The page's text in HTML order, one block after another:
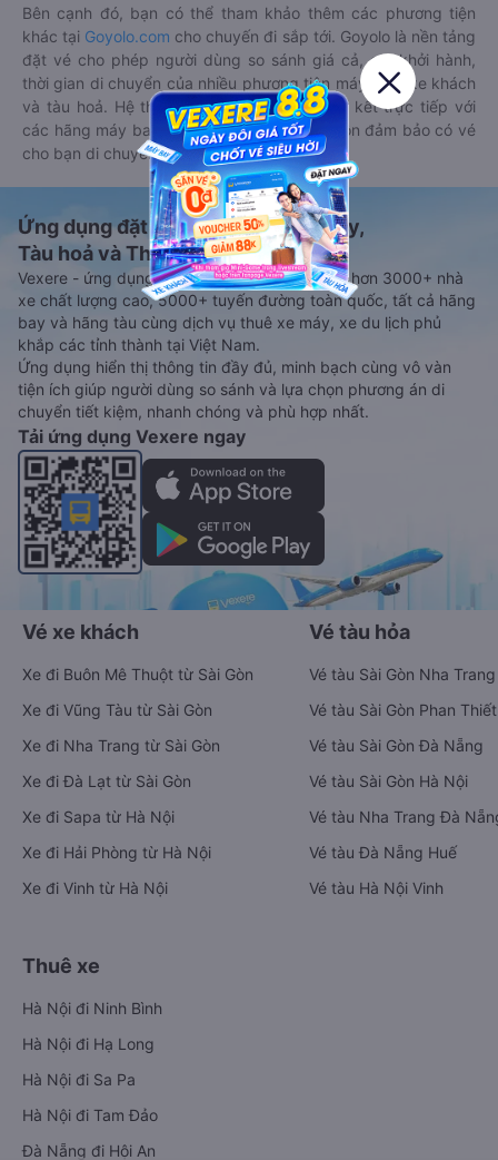
Bên cạnh đó, bạn có thể tham khảo thêm các phương tiện
khác tại Goyolo.com cho chuyến đi sắp tới. Goyolo là nền tảng
đặt vé cho phép người dùng so sánh giá cả, giờ khởi hành,
thời gian di chuyển của nhiều phương tiện máy bay, xe khách
và tàu hoả. Hệ thống của Goyolo được liên kết trực tiếp với
các hãng máy bay, xe khách và tàu hoả, luôn đảm bảo có vé
cho bạn di chuyển.
Ứng dụng đặt vé Xe khách, Máy bay,
Tàu hoả và Thuê xe
Vexere - ứng dụng đặt vé đa phương tiện với hơn 3000+ nhà
xe chất lượng cao, 5000+ tuyến đường toàn quốc, tất cả hãng
bay và hãng tàu cùng dịch vụ thuê xe máy, xe du lịch phủ
khắp các tỉnh thành tại Việt Nam.
Ứng dụng hiển thị thông tin đầy đủ, minh bạch cùng vô vàn
tiện ích giúp người dùng so sánh và lựa chọn phương án di
chuyển tiết kiệm, nhanh chóng và phù hợp nhất.
Tải ứng dụng Vexere ngay
Vé xe khách
Xe đi Buôn Mê Thuột từ Sài Gòn
Xe đi Vũng Tàu từ Sài Gòn
Xe đi Nha Trang từ Sài Gòn
Xe đi Đà Lạt từ Sài Gòn
Xe đi Sapa từ Hà Nội
Xe đi Hải Phòng từ Hà Nội
Xe đi Vinh từ Hà Nội
Vé tàu hỏa
Vé tàu Sài Gòn Nha Trang
Vé tàu Sài Gòn Phan Thiết
Vé tàu Sài Gòn Đà Nẵng
Vé tàu Sài Gòn Hà Nội
Vé tàu Nha Trang Đà
Vé tàu Đà Nẵng Huế
Vé tàu Hà Nội Vinh
Thuê xe
Hà Nội đi Ninh Bình
Hà Nội đi Hạ Long
Hà Nội đi Sa Pa
Hà Nội đi Tam Đảo
Đà Nẵng đi Hội An